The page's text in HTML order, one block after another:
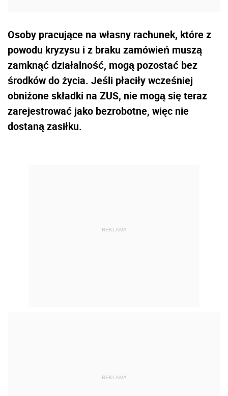
Osoby pracujące na własny rachunek, które z
powodu kryzysu i z braku zamówień muszą
zamknąć działalność, mogą pozostać bez
środków do życia. Jeśli płaciły wcześniej
obniżone składki na ZUS, nie mogą się teraz
zarejestrować jako bezrobotne, więc nie
dostaną zasiłku.
REKLAMA
REKLAMA